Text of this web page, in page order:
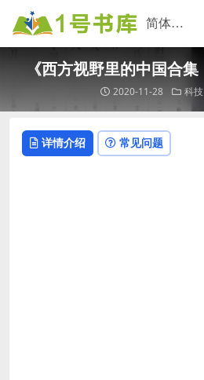
《西方视野里的中国合
2020-11-28 科技
详情介绍 常见问题